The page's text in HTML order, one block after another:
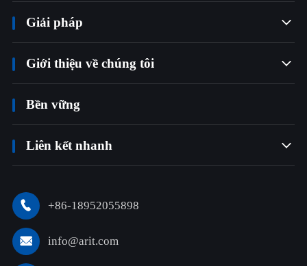
Giải pháp 
Giới thiệu về chúng tôi 
Bền vững
Liên kết nhanh 
 +86-18952055898
 info@arit.com